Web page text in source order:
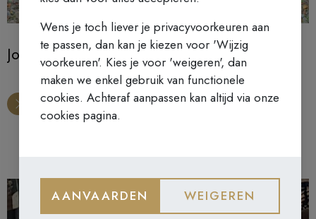
Jong Karmel bestaat 25 jaar!
Wens je toch liever je privacyvoorkeuren aan
te passen, dan kan je kiezen voor 'Wijzig
voorkeuren'. Kies je voor 'weigeren', dan
maken we enkel gebruik van functionele
cookies. Achteraf aanpassen kan altijd via onze
cookies pagina.
AANVAARDEN WEIGEREN